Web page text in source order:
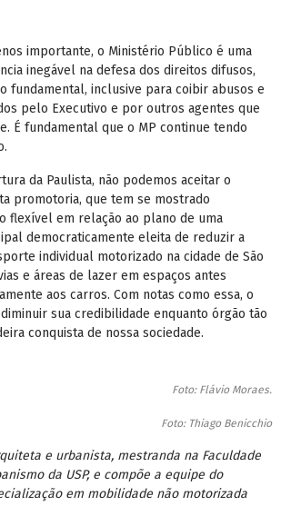
importante, o Ministério Público é uma
inegável na defesa dos direitos difusos,
fundamental, inclusive para coibir abusos e
pelo Executivo e por outros agentes que
É fundamental que o MP continue tendo
da Paulista, não podemos aceitar o
promotoria, que tem se mostrado
flexível em relação ao plano de uma
democraticamente eleita de reduzir a
individual motorizado na cidade de São
e áreas de lazer em espaços antes
aos carros. Com notas como essa, o
sua credibilidade enquanto órgão tão
conquista de nossa sociedade.
Foto: Flávio Moraes.
Foto: Thiago Benicchio
e urbanista, mestranda na Faculdade
da USP, e compõe a equipe do
em mobilidade não motorizada